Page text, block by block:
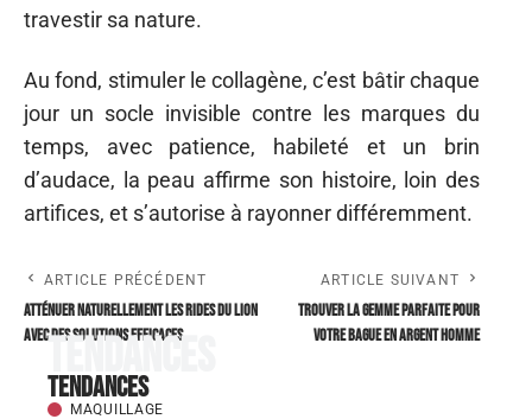
travestir sa nature.
Au fond, stimuler le collagène, c’est bâtir chaque
jour un socle invisible contre les marques du
temps, avec patience, habileté et un brin
d’audace, la peau affirme son histoire, loin des
artifices, et s’autorise à rayonner différemment.
ARTICLE PRÉCÉDENT
Atténuer naturellement les rides du lion
avec des solutions efficaces
ARTICLE SUIVANT
Trouver la gemme parfaite pour
votre bague en argent homme
Tendances
Tendances
MAQUILLAGE